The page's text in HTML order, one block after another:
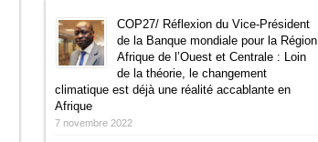
COP27/ Réflexion du Vice-Président
de la Banque mondiale pour la Région
Afrique de l’Ouest et Centrale : Loin
de la théorie, le changement
climatique est déjà une réalité accablante en
Afrique
7 novembre 2022